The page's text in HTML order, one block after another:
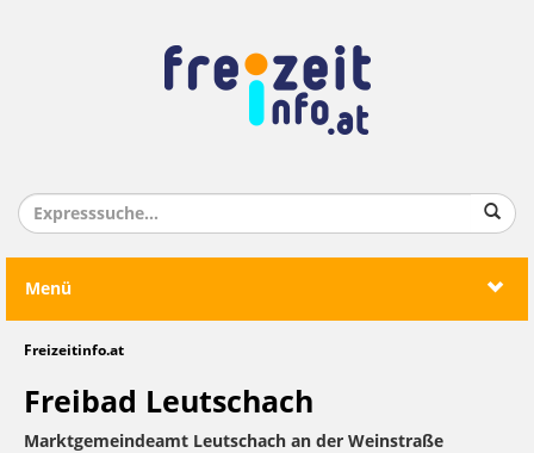
Menü
Freizeitinfo.at
Freibad Leutschach
Marktgemeindeamt Leutschach an der Weinstraße